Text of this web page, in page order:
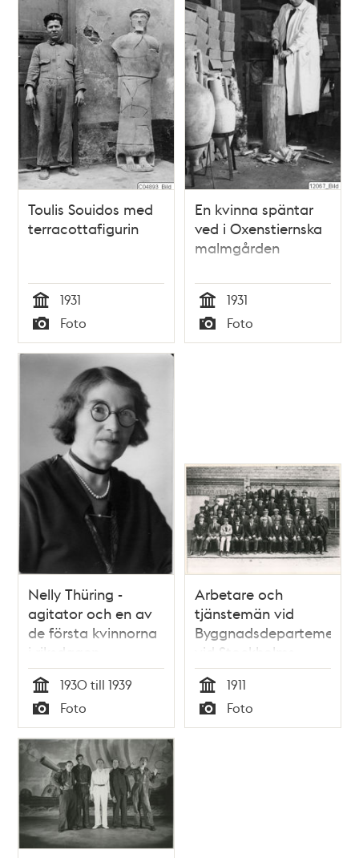
Toulis Souidos med
terracottafigurin
Tid
1931
Typ
Foto
En kvinna späntar
ved i Oxenstiernska
malmgården
Tid
1931
Typ
Foto
Nelly Thüring -
agitator och en av
de första kvinnorna
i riksdagen
Tid
1930 till 1939
Typ
Foto
Arbetare och
tjänstemän vid
vid Stockholms
örlogsvarv
Tid
1911
Typ
Foto